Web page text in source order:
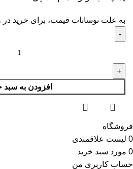
به علت نوسانات قیمت، برای خرید در
افزودن به سبد
فروشگاه
0 لیست علاقمندی
0 مورد سبد خرید
حساب کاربری من